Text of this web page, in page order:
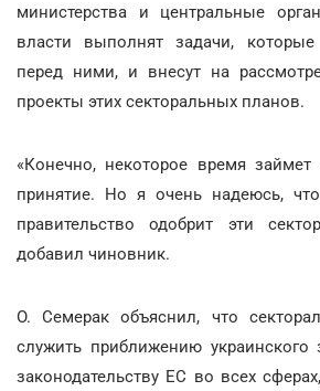
министерства и центральные
власти выполнят задачи,
перед ними, и внесут на
проекты этих секторальных планов.
«Конечно, некоторое время
принятие. Но я очень надеюсь,
правительство одобрит эти
добавил чиновник.
О. Семерак объяснил, что
служить приближению украинского
законодательству ЕС во всех